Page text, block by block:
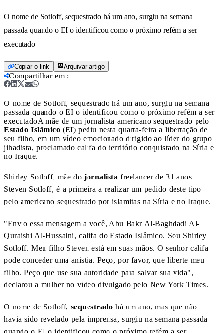
O nome de Sotloff, sequestrado há um ano, surgiu na semana
passada quando o EI o identificou como o próximo refém a ser
executado
Copiar o link Arquivar artigo
Compartilhar em :
O nome de Sotloff, sequestrado há um ano, surgiu na semana
passada quando o EI o identificou como o próximo refém a ser
executadoA mãe de um jornalista americano sequestrado pelo
Estado Islâmico (EI) pediu nesta quarta-feira a libertação de
seu filho, em um vídeo emocionado dirigido ao líder do grupo
jihadista, proclamado califa do território conquistado na Síria e
no Iraque.
Shirley Sotloff, mãe do jornalista freelancer de 31 anos
Steven Sotloff, é a primeira a realizar um pedido deste tipo
pelo americano sequestrado por islamitas na Síria e no Iraque.
"Envio essa mensagem a você, Abu Bakr Al-Baghdadi Al-
Quraishi Al-Hussaini, califa do Estado Islâmico. Sou Shirley
Sotloff. Meu filho Steven está em suas mãos. O senhor califa
pode conceder uma anistia. Peço, por favor, que liberte meu
filho. Peço que use sua autoridade para salvar sua vida",
declarou a mulher no vídeo divulgado pelo New York Times.
O nome de Sotloff, sequestrado há um ano, mas que não
havia sido revelado pela imprensa, surgiu na semana passada
quando o EI o identificou como o próximo refém a ser